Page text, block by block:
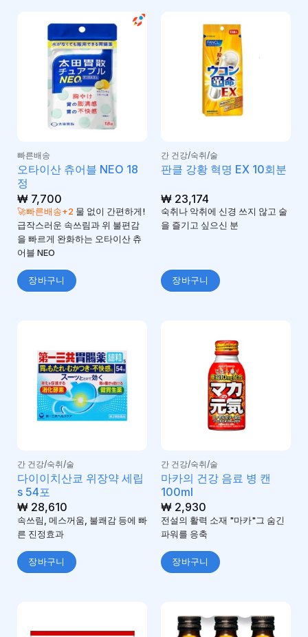
빠른배송
오타이산 츄어블 NEO 18
정
₩7,700
🚀빠른배송+2 물 없이 간편하게!
급작스러운 속쓰림과 위 불편감
을 빠르게 완화하는 오타이산 츄
어블 NEO
장바구니
간 건강/숙취/술
판클 강황 혁명 EX 10회분
₩23,174
숙취나 악취에 신경 쓰지 않고 술
을 즐기고 싶으신 분
장바구니
간 건강/숙취/술
다이이치산쿄 위장약 세립
s 54포
₩28,610
속쓰림, 메스꺼움, 불쾌감 등에 빠
른 진정효과
장바구니
간 건강/숙취/술
마카의 건강 음료 병 캔
100ml
₩2,930
전설의 활력 소재 "마카"그 숨긴
파워를 응축
장바구니